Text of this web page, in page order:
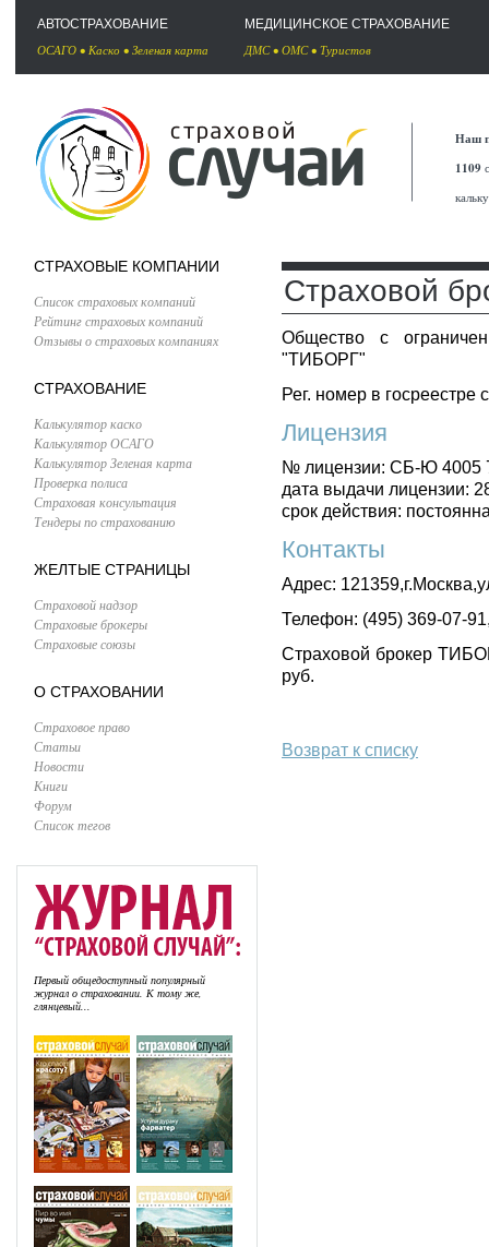
АВТОСТРАХОВАНИЕ
ОСАГО • Каско • Зеленая карта
МЕДИЦИНСКОЕ СТРАХОВАНИЕ
ДМС• ОМС• Туристов
Наш
1109
СТРАХОВЫЕ КОМПАНИИ
Список страховых компаний
Рейтинг страховых компаний
Отзывы о страховых компаниях
СТРАХОВАНИЕ
Калькулятор каско
Калькулятор ОСАГО
Калькулятор Зеленая карта
Проверка полиса
Страховая консультация
Тендеры по страхованию
ЖЕЛТЫЕ СТРАНИЦЫ
Страховой надзор
Страховые брокеры
Страховые союзы
О СТРАХОВАНИИ
Страховое право
Статьи
Новости
Книги
Форум
Список тегов
Первый общедоступный популярный
журнал о страховании. К тому же,
глянцевый...
Страховой
Общество с
"ТИБОРГ"
Рег. номер в госреестре
Лицензия
№ лицензии: СБ-Ю 4005
дата выдачи лицензии:
срок действия:
Контакты
Адрес:
Телефон: (495) 369-07-
Страховой брокер
руб.
Возврат к списку